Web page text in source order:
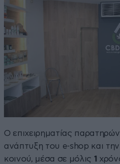
Ο επιχειρηματίας
ανάπτυξη του e-shop και
κοινού, μέσα σε μόλις 1